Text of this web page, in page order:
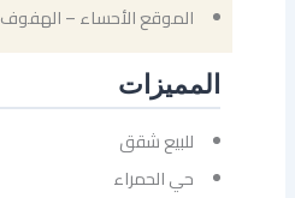
الموقع الأحساء – الهفوف
المميزات
للبيع شقق
حي الحمراء